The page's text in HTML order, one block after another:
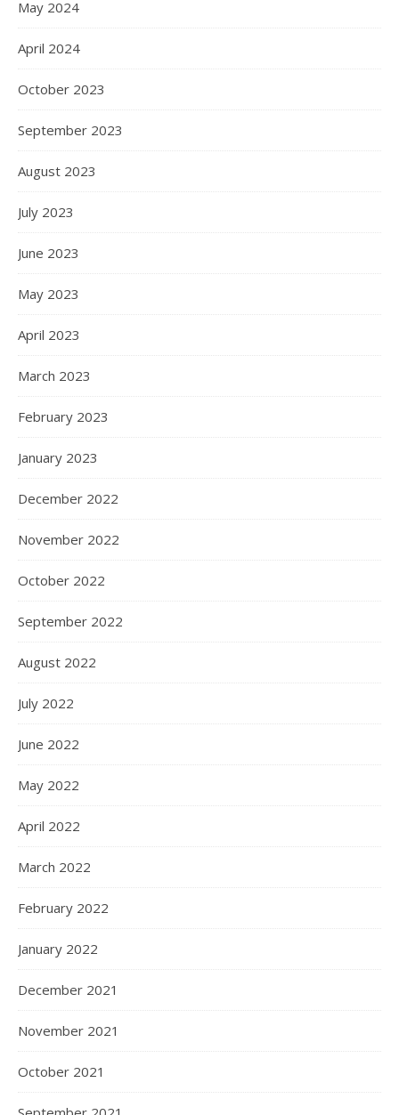
May 2024
April 2024
October 2023
September 2023
August 2023
July 2023
June 2023
May 2023
April 2023
March 2023
February 2023
January 2023
December 2022
November 2022
October 2022
September 2022
August 2022
July 2022
June 2022
May 2022
April 2022
March 2022
February 2022
January 2022
December 2021
November 2021
October 2021